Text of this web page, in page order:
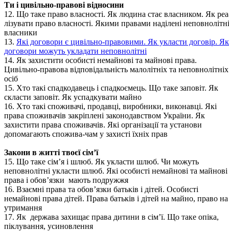
Ти і цивільно-правові відносини
12. Що таке право власності. Як людина стає власником. Як
лізувати право власності. Якими правами наділені неповнолітні
власники
13. Які договори є цивільно-правовими. Як укласти договір.
договори можуть укладати неповнолітні
14. Як захистити особисті немайнові та майнові права.
Цивільно-правова відповідальність малолітніх та неповнолітніх
осіб
15. Хто такі спадкодавець і спадкоємець. Що таке заповіт. Як
скласти заповіт. Як успадкувати майно
16. Хто такі споживачі, продавці, виробники, виконавці. Які
права споживачів закріплені законодавством України. Як
захистити права споживачів. Які організації та установи
допомагають спожива-чам у захисті їхніх прав
Закони в житті твоєї сім’ї
15. Що таке сім’я і шлюб. Як укласти шлюб. Чи можуть
неповнолітні укласти шлюб. Які особисті немайнові та майнові
права і обов’язки мають подружжя
16. Взаємні права та обов’язки батьків і дітей. Особисті
немайнові права дітей. Права батьків і дітей на майно, право на
утримання
17. Як держава захищає права дитини в сім’ї. Що таке опіка,
піклування, усиновлення